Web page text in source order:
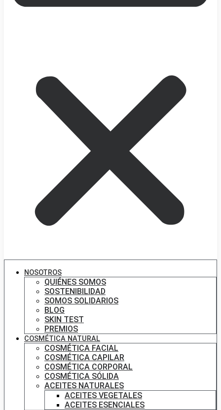
NOSOTROS
QUIÉNES SOMOS
SOSTENIBILIDAD
SOMOS SOLIDARIOS
BLOG
SKIN TEST
PREMIOS
COSMÉTICA NATURAL
COSMÉTICA FACIAL
COSMÉTICA CAPILAR
COSMÉTICA CORPORAL
COSMÉTICA SÓLIDA
ACEITES NATURALES
ACEITES VEGETALES
ACEITES ESENCIALES